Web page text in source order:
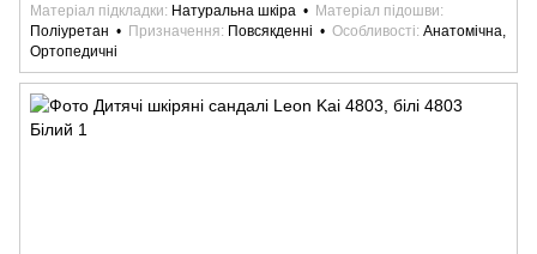
Матеріал підкладки
Натуральна шкіра
Матеріал підошви
Поліуретан
Призначення Повсякденні Особливості Анатомічна,
Ортопедичні